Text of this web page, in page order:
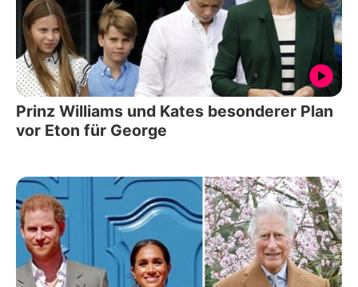
Prinz Williams und Kates besonderer Plan
vor Eton für George